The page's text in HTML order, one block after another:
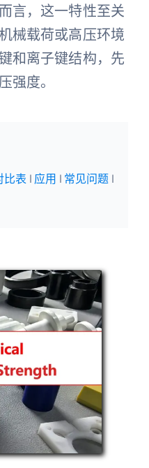
言，这一特性至关
械载荷或高压环境
和离子键结构，先
强度。
比表 | 应用 | 常见问题 |